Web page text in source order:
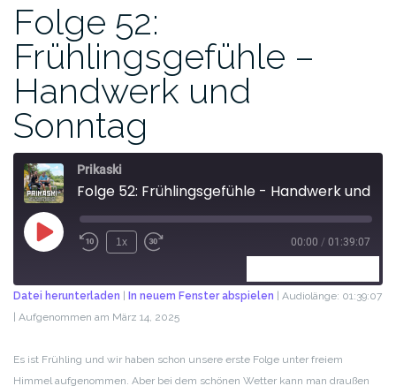
Folge 52:
Frühlingsgefühle –
Handwerk und
Sonntag
Prikaski
1x 00:00 / 01:39:07
TEILEN
LINK
Datei herunterladen In neuem Fenster abspielen
Audiolänge: 01:39:07
Aufgenommen am März 14, 2025
Es ist Frühling und wir haben schon unsere erste Folge unter freiem
Himmel aufgenommen. Aber bei dem schönen Wetter kann man draußen